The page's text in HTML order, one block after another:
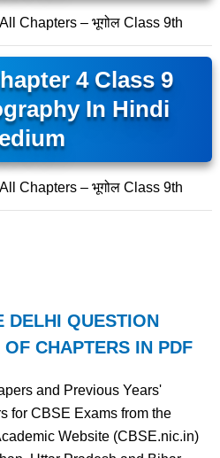
Chapters – भूगोल Class 9th
4 Class 9
In Hindi
Chapters – भूगोल Class 9th
DELHI QUESTION
OF CHAPTERS IN PDF
and Previous Years'
for CBSE Exams from the
Website (CBSE.nic.in)